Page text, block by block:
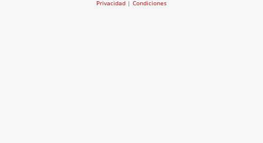
Privacidad | Condiciones